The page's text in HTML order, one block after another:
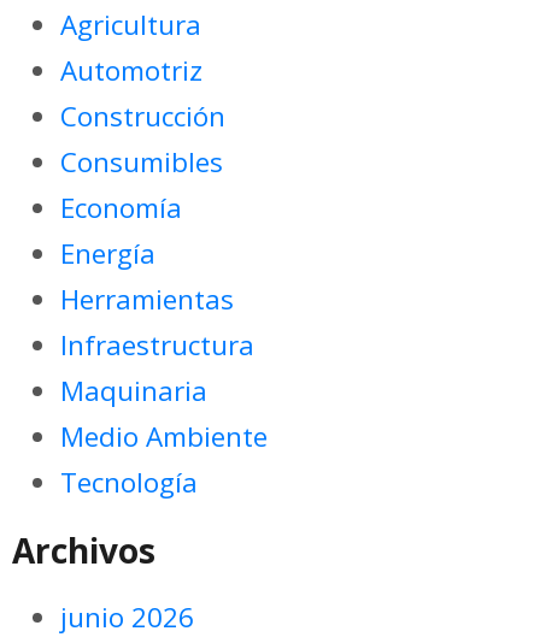
Agricultura
Automotriz
Construcción
Consumibles
Economía
Energía
Herramientas
Infraestructura
Maquinaria
Medio Ambiente
Tecnología
Archivos
junio 2026